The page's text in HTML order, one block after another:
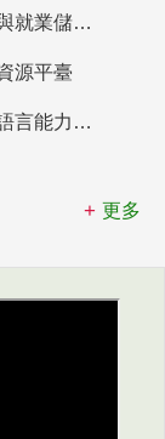
青年教育與就業儲蓄帳戶
源平臺
臺灣台語語言能力認證網站
更多